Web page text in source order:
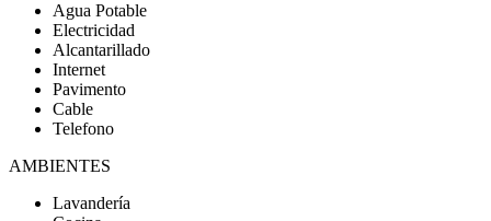
Agua Potable
Electricidad
Alcantarillado
Internet
Pavimento
Cable
Telefono
AMBIENTES
Lavandería